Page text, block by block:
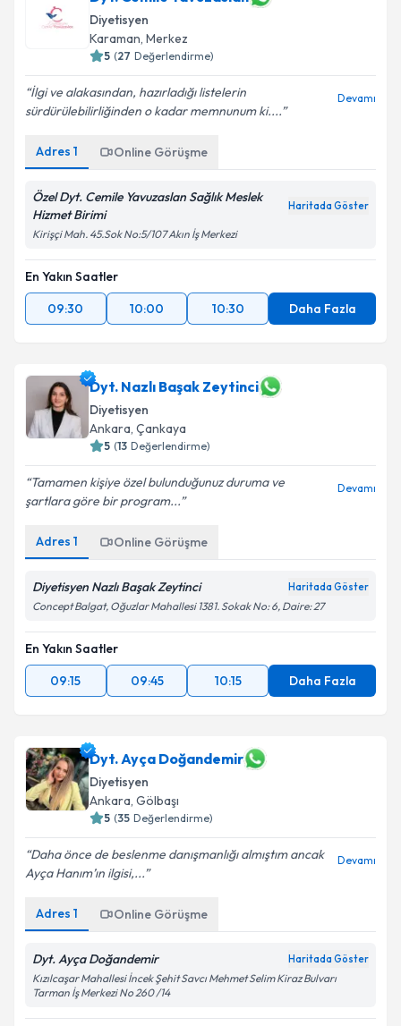
Diyetisyen
Karaman, Merkez
5 (27 Değerlendirme)
İlgi ve alakasından, hazırladığı listelerin
sürdürülebilirliğinden o kadar memnunum ki....
Devamı
Adres 1 Online Görüşme
Özel Dyt. Cemile Yavuzaslan Sağlık Meslek
Hizmet Birimi
Haritada Göster
Kirişçi Mah. 45.Sok No:5/107 Akın İş Merkezi
En Yakın Saatler
09:30
10:00 10:30 Daha Fazla
Dyt. Nazlı Başak Zeytinci
Diyetisyen
Ankara, Çankaya
5 (13 Değerlendirme)
Tamamen kişiye özel bulunduğunuz duruma ve
şartlara göre bir program...
Devamı
Adres 1 Online Görüşme
Diyetisyen Nazlı Başak Zeytinci Haritada Göster
Concept Balgat, Oğuzlar Mahallesi 1381. Sokak No: 6, Daire: 27
En Yakın Saatler
09:15
09:45 10:15 Daha Fazla
Dyt. Ayça Doğandemir
Diyetisyen
Ankara, Gölbaşı
5 (35 Değerlendirme)
Daha önce de beslenme danışmanlığı almıştım ancak
Ayça Hanım’ın ilgisi,...
Devamı
Adres 1 Online Görüşme
Dyt. Ayça Doğandemir Haritada Göster
Kızılcaşar Mahallesi İncek Şehit Savcı Mehmet Selim Kiraz Bulvarı
Tarman İş Merkezi No 260 /14